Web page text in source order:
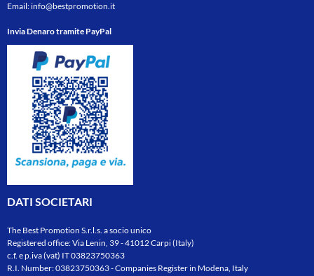
Email:info@bestpromotion.it
Invia Denaro tramite PayPal
DATI SOCIETARI
The Best Promotion S.r.l.s. a socio unico
Registered office: Via Lenin, 39 - 41012 Carpi (Italy)
c.f. e p.iva (vat) IT 03823750363
R.I. Number: 03823750363 - Companies Register in Modena, Italy